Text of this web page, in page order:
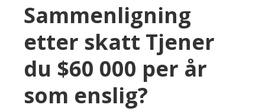
Sammenligning
etter skatt Tjener
du $60 000 per år
som enslig?